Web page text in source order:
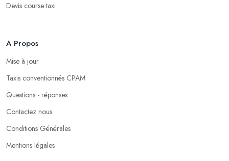
Devis course taxi
A Propos
Mise à jour
Taxis conventionnés CPAM
Questions - réponses
Contactez nous
Conditions Générales
Mentions légales